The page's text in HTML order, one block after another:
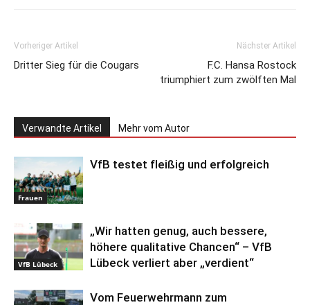
Vorheriger Artikel
Dritter Sieg für die Cougars
Nächster Artikel
F.C. Hansa Rostock
triumphiert zum zwölften Mal
Verwandte Artikel Mehr vom Autor
Frauen
VfB testet fleißig und erfolgreich
VfB Lübeck
„Wir hatten genug, auch bessere,
höhere qualitative Chancen“ – VfB
Lübeck verliert aber „verdient“
Vom Feuerwehrmann zum